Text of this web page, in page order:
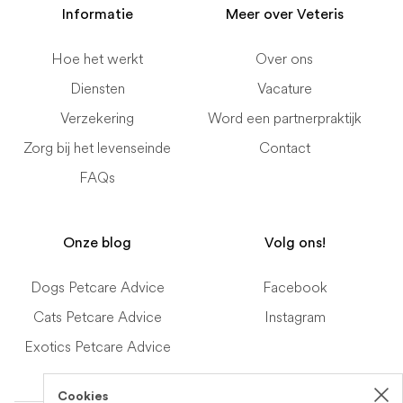
Cookies
Informatie
Hoe het werkt
Diensten
Verzekering
Zorg bij het levenseinde
FAQs
Meer over Veteris
Over ons
Vacature
Word een partnerpraktijk
Contact
Onze blog
Dogs Petcare Advice
Cats Petcare Advice
Exotics Petcare Advice
Volg ons!
Facebook
Instagram